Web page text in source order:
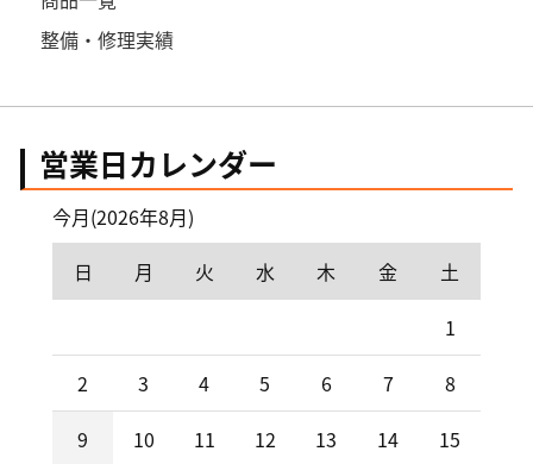
整備・修理実績
営業日カレンダー
今月(2026年8月)
日
月 火 水 木 金
土
1
2
3 4 5 6 7
8
9
10 11 12 13 14
15